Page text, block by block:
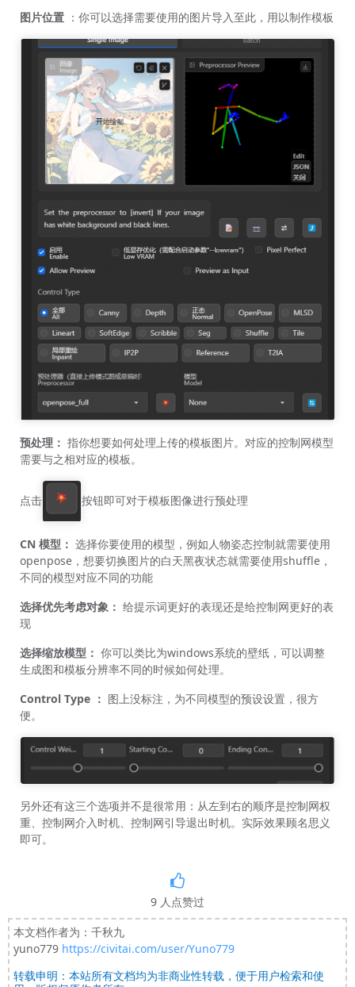
图片位置 ：你可以选择需要使用的图片导入至此，用以制作模板
预处理： 指你想要如何处理上传的模板图片。对应的控制网模型
需要与之相对应的模板。
点击 按钮即可对于模板图像进行预处理
CN 模型： 选择你要使用的模型，例如人物姿态控制就需要使用
openpose，想要切换图片的白天黑夜状态就需要使用shuffle，
不同的模型对应不同的功能
选择优先考虑对象： 给提示词更好的表现还是给控制网更好的表
现
选择缩放模型： 你可以类比为windows系统的壁纸，可以调整
生成图和模板分辨率不同的时候如何处理。
Control Type ： 图上没标注，为不同模型的预设设置，很方
便。
另外还有这三个选项并不是很常用：从左到右的顺序是控制网权
重、控制网介入时机、控制网引导退出时机。实际效果顾名思义
即可。
9 人点赞过
本文档作者为：千秋九
yuno779 https://civitai.com/user/Yuno779
转载申明：本站所有文档均为非商业性转载，便于用户检索和使